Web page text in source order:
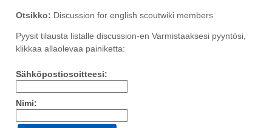
Otsikko: Discussion for english scoutwiki members
Pyysit tilausta listalle discussion-en Varmistaaksesi pyyntösi,
klikkaa allaolevaa painiketta:
Sähköpostiosoitteesi:
Nimi: